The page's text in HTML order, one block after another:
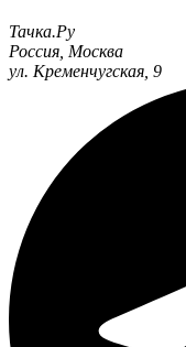
Тачка.Ру
Россия Москва
ул. Кременчугская, 9